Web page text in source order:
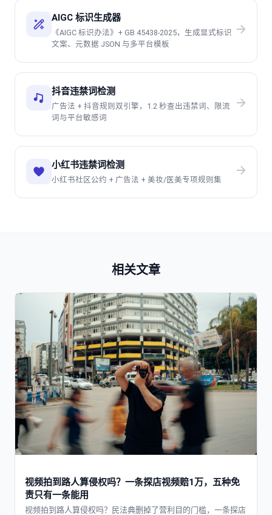
AIGC 标识生成器
《AIGC 标识办法》+ GB 45438-2025，生成显式标识
文案、元数据 JSON 与多平台模板
抖音违禁词检测
广告法 + 抖音规则双引擎，1.2 秒查出违禁词、限流
词与平台敏感词
小红书违禁词检测
小红书社区公约 + 广告法 + 美妆/医美专项规则集
相关文章
视频拍到路人算侵权吗？一条探店视频赔1万，五种免
责只有一条能用
视频拍到路人算侵权吗？民法典删掉了营利目的门槛，一条探店